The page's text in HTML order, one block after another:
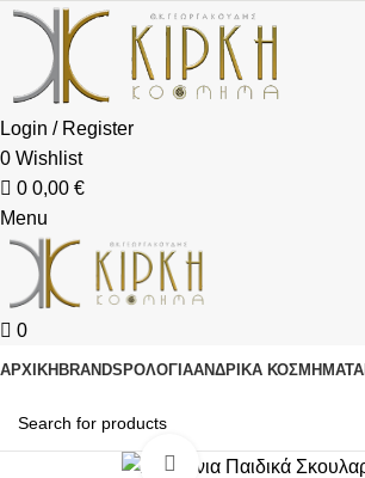
Login / Register
0 Wishlist
0 0,00 €
Menu
0
ΑΡΧΙΚΗ BRANDS ΡΟΛΌΓΙΑΑΝΔΡΙΚΆ ΚΟΣΜΉΜΑΤΑ
Click to enlarge